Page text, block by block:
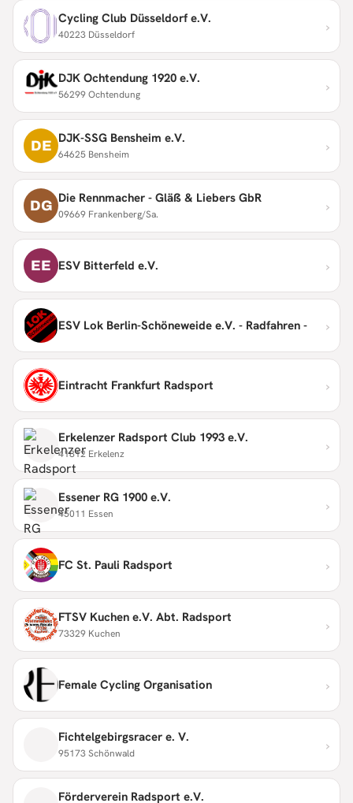
Cycling Club Düsseldorf e.V.
40223 Düsseldorf ›
DJK Ochtendung 1920 e.V.
56299 Ochtendung ›
DE DJK-SSG Bensheim e.V.
64625 Bensheim ›
DG Die Rennmacher - Gläß & Liebers GbR
09669 Frankenberg/Sa. ›
EE ESV Bitterfeld e.V. ›
ESV Lok Berlin-Schöneweide e.V. - Radfahren - ›
Eintracht Frankfurt Radsport ›
Erkelenzer Radsport Club 1993 e.V.
41812 Erkelenz ›
Essener RG 1900 e.V.
45011 Essen ›
FC St. Pauli Radsport ›
FTSV Kuchen e.V. Abt. Radsport
73329 Kuchen ›
Female Cycling Organisation ›
Fichtelgebirgsracer e. V.
95173 Schönwald ›
Förderverein Radsport e.V.